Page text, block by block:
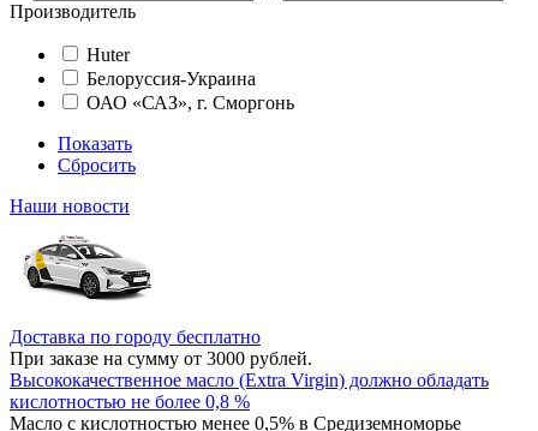
Производитель
Huter
Белоруссия-Украина
ОАО «САЗ», г. Сморгонь
Показать
Сбросить
Наши новости
Доставка по городу бесплатно
При заказе на сумму от 3000 рублей.
Высококачественное масло (Extra Virgin) должно обладать
кислотностью не более 0,8 %
Масло с кислотностью менее 0,5% в Средиземноморье